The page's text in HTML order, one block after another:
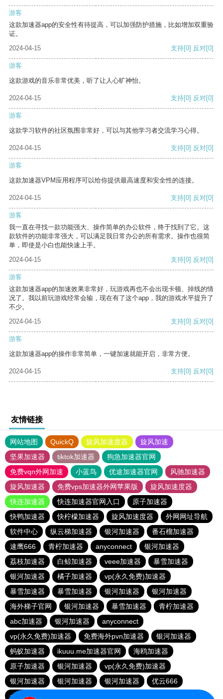
游客
这款加速器app的安全性有待提高，可以加强防护措施，比如增加双重验
证。
2024-04-15
支持[0] 反对[0]
游客
这款游戏的音乐非常优美，听了让人心旷神怡。
2024-04-15 支持[0] 反对[0]
游客
这款学习软件的社区氛围非常好，可以与其他学习者交流学习心得。
2024-04-15 支持[0] 反对[0]
游客
这款加速器VPM应用程序可以给你提供最高速度和安全性的连接。
2024-04-15 支持[0] 反对[0]
游客
我一直在寻找一款功能强大、操作简单的办公软件，终于找到了它。这
款软件的功能非常强大，可以满足我日常办公的所有需求。操作也很简
单，即使是小白也能快速上手。
2024-04-15
支持[0] 反对[0]
游客
这款加速器app的加速效果非常好，玩游戏再也不会出现卡顿、掉线的情
况了。我以前玩游戏经常会输，现在有了这个app，我的游戏水平提升了
不少。
2024-04-15
支持[0] 反对[0]
游客
这款加速器app的操作非常简单，一键加速就能开启，非常方便。
2024-04-15 支持[0] 反对[0]
友情链接
网站地图 QuickQ 旋风加速度器
旋风加速
坚果加速器
tiktok加速器
狗急加速器官网
免费vqn外网加速
小蓝鸟 优途加速器官网
风驰加速器
旋风加速器
免费vps加速器外网苹果版
旋风加速度器
快连加速器
快连加速器官网入口
原子加速器
快鸭加速器
快柠檬加速器 旋风加速度器
外网网址导航
软件中心
纵云梯加速器 银河加速器
番石榴加速器
速鹰666
青柠加速器 anyconnect
银河加速器
荔枝加速器
白鲸加速器 veee加速器
暴雪加速器
银河加速器
橘子加速器
vp(永久免费)加速器
暴雪加速器
暴雪加速器 银河加速器
银河加速器
海外梯子官网
银河加速器 暴雪加速器
青柠加速器
abc加速器
银河加速器
anyconnect
vp(永久免费)加速器
免费海外pvn加速器
银河加速器
蚂蚁加速器
ikuuu.me加速器官网
海鸥加速器
原子加速器
银河加速器
vp(永久免费)加速器
银河加速器
银河加速器 银河加速器
优云666
anyconnect